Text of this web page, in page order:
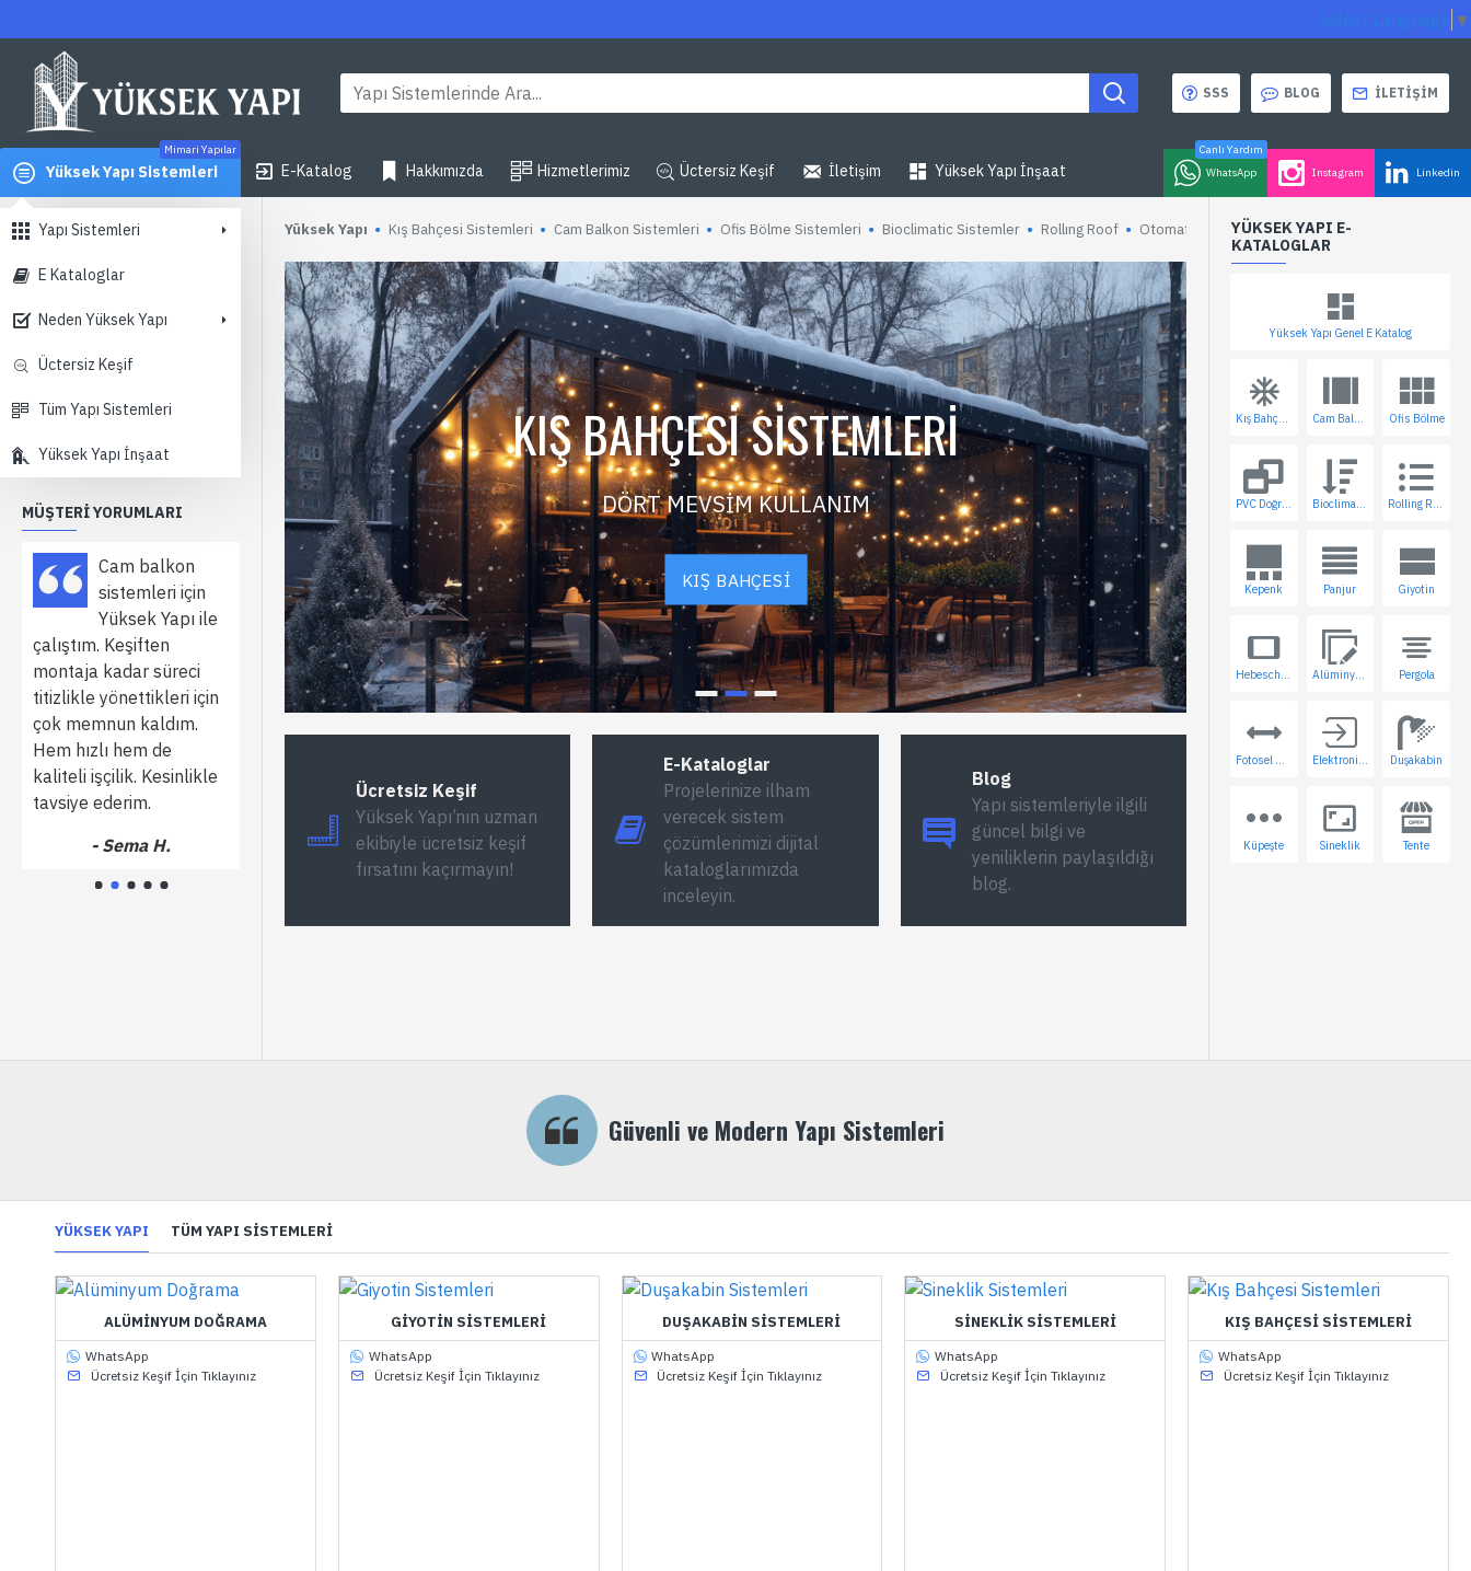
Yapı
Select Language ▼
SSS BLOG İLETIŞIM
Yüksek Yapı Sistemleri
Mimari Yapılar
Yapı Sistemleri
E Kataloglar
Neden Yüksek Yapı
Üctersiz Keşif
Tüm Yapı Sistemleri
Yüksek Yapı İnşaat
E-Katalog Hakkımızda Hizmetlerimiz Üctersiz Keşif İletişim Yüksek Yapı İnşaat WhatsApp
Canlı Yardım
Instagram
Linkedin
MÜŞTERI YORUMLARI
Cam balkon
sistemleri için
Yüksek Yapı ile
çalıştım. Keşiften
montaja kadar süreci
titizlikle yönettikleri için
çok memnun kaldım.
Hem hızlı hem de
kaliteli işçilik. Kesinlikle
tavsiye ederim.
- Sema H.
Ofis bölme
sistemleri
konusunda
birçok firma ile
görüştüm ama Yüksek
Yapı’nın sunduğu
Profesyonel bir ekiple
çalışmak güven verdi.
- Mehmet G.
Yüksek Yapı’dan
duş kabini
hizmeti aldık.
Ustalar çok temiz
çalıştı. Ürün kalitesi çok
iyi, sızdırma problemi
Hızlı keşif,
zamanında
montaj ve
kaliteli malzeme,
Yüksek Yapı verdiği sözü
tuttu. Üstelik satış
- Hakan D.
Yüksek Yapı ile
kış bahçesi
yaptırdım ve
gerçekten çok memnun
kaldım. İşçilikleri çok
temizdi, her aşamada
- Serdar R.
Yüksek Yapı Kış Bahçesi Sistemleri Cam Balkon Sistemleri Ofis Bölme Sistemleri Bioclimatic Sistemler Rollıng Roof Otomatik Kepenk
KIŞ BAHÇESI SISTEMLERI
DÖRT MEVSIM KULLANIM
KIŞ BAHÇESI
Ücretsiz Keşif
Yüksek Yapı’nın uzman
ekibiyle ücretsiz keşif
fırsatını kaçırmayın!
E-Kataloglar
Projelerinize ilham
verecek sistem
çözümlerimizi dijital
kataloglarımızda
inceleyin.
Blog
Yapı sistemleriyle ilgili
güncel bilgi ve
yeniliklerin paylaşıldığı
blog.
YÜKSEK YAPI E-
KATALOGLAR
Yüksek Yapı Genel E Katalog
Kış Bahçesi Cam Balkon Ofis Bölme
PVC Doğrama Bioclimatic Rolling Roof
Kepenk Panjur Giyotin
Hebeschiebe Alüminyum Doğrama Pergola
Fotosel Kapı Elektronik Cam Duşakabin
Küpeşte Sineklik Tente
Güvenli ve Modern Yapı Sistemleri
YÜKSEK YAPI TÜM YAPI SISTEMLERI
ALÜMINYUM DOĞRAMA
WhatsApp
Ücretsiz Keşif İçin Tıklayınız
GIYOTIN SISTEMLERI
WhatsApp
Ücretsiz Keşif İçin Tıklayınız
DUŞAKABIN SISTEMLERI
WhatsApp
Ücretsiz Keşif İçin Tıklayınız
SINEKLIK SISTEMLERI
WhatsApp
Ücretsiz Keşif İçin Tıklayınız
KIŞ BAHÇESI SISTEMLERI
WhatsApp
Ücretsiz Keşif İçin Tıklayınız